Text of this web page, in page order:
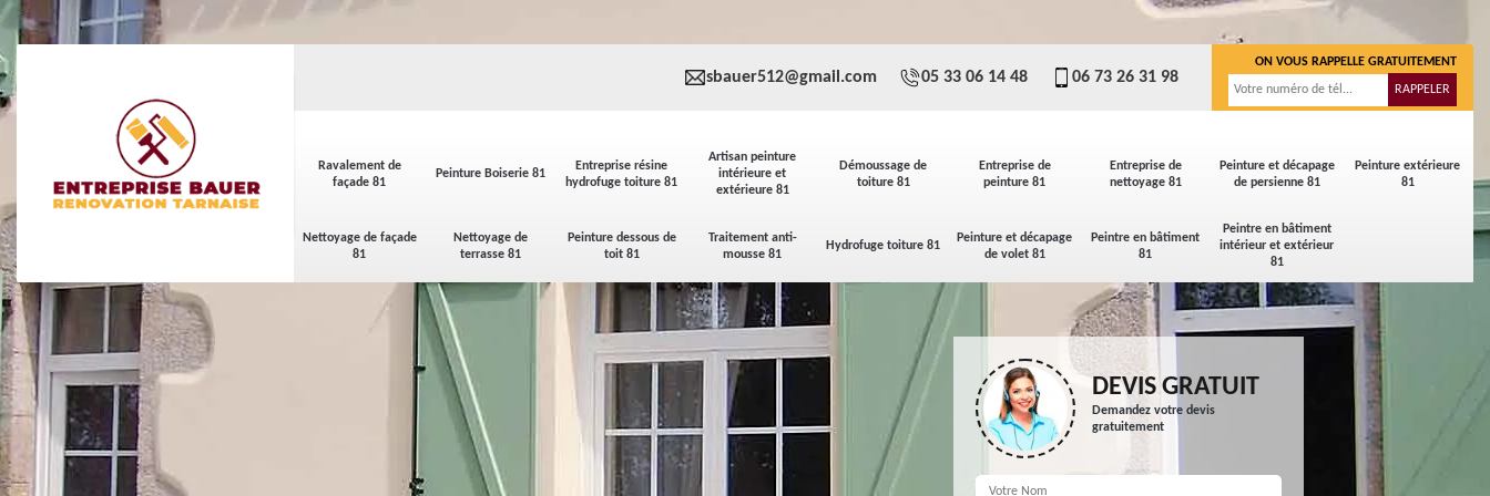
Ravalement de
façade 81
Peinture Boiserie 81
Entreprise résine
hydrofuge toiture 81
Artisan peinture
intérieure et
extérieure 81
Démoussage de
toiture 81
Entreprise de
peinture 81
Entreprise de
nettoyage 81
Peinture et décapage
de persienne 81
Peinture extérieure
81
Nettoyage de façade
81
Nettoyage de
terrasse 81
Peinture dessous de
toit 81
Traitement anti-
mousse 81
Hydrofuge toiture 81
Peinture et décapage
de volet 81
Peintre en bâtiment
81
Peintre en bâtiment
intérieur et extérieur
81
sbauer512@gmail.com 05 33 06 14 48 06 73 26 31 98
ON VOUS RAPPELLE GRATUITEMENT
DEVIS GRATUIT
Demandez votre devis
gratuitement